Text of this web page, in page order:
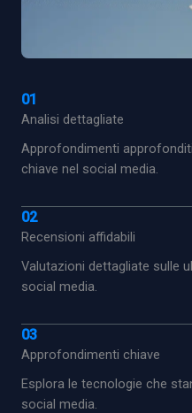
01
Analisi dettagliate
Approfondimenti
chiave nel social media.
02
Recensioni affidabili
Valutazioni dettagliate sulle
social media.
03
Approfondimenti chiave
Esplora le tecnologie che
social media.